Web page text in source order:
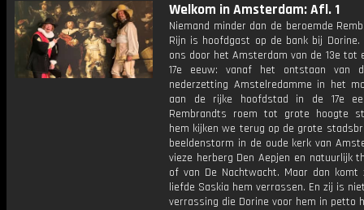
Welkom in Amsterdam: Afl. 1
Niemand minder dan de beroemde
Rijn is hoofdgast op de bank bij Dorine.
ons door het Amsterdam van de 13e tot
17e eeuw: vanaf het ontstaan van
nederzetting Amstelredamme in het
aan de rijke hoofdstad in de 17e
Rembrandts roem tot grote hoogte
hem kijken we terug op de grote
beeldenstorm in de oude kerk van
vieze herberg Den Aepjen en natuurlijk
of van De Nachtwacht. Maar dan komt
liefde Saskia hem verrassen. En zij is
verrassing die Dorine voor hem in petto